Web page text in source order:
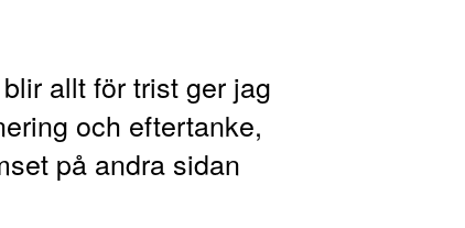
allt för trist ger jag
och eftertanke,
på andra sidan